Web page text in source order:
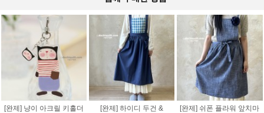
[완제] 냥이 아크릴 키홀더
[완제] 하이디 두건 &
[완제] 쉬폰 플라워 앞치마